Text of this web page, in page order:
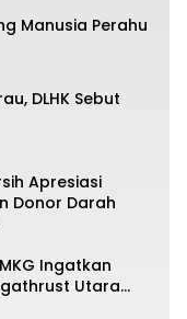
Manusia Perahu
DLHK Sebut
Apresiasi
Donor Darah
Ingatkan
Utara